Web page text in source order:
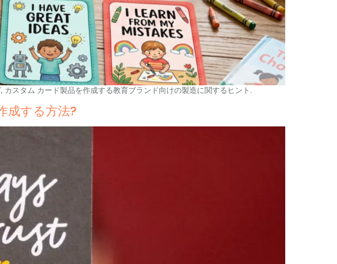
スタム カード製品を作成する教育ブランド向けの製造に関するヒント.
成する方法?